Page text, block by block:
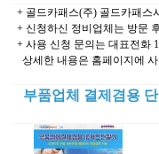
+ 골드카패스(주) 골드카패스
+ 신청하신 정비업체는 방문
+ 사용 신청 문의는 대표전화
상세한 내용은 홈페이지에
부품업체 결제겸용